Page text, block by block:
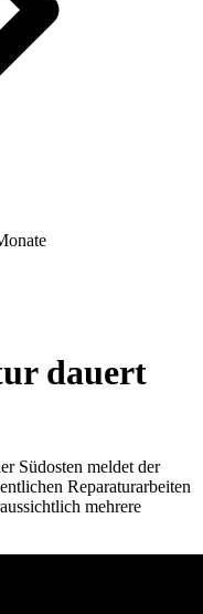
dauert
Südosten meldet der
Reparaturarbeiten
mehrere